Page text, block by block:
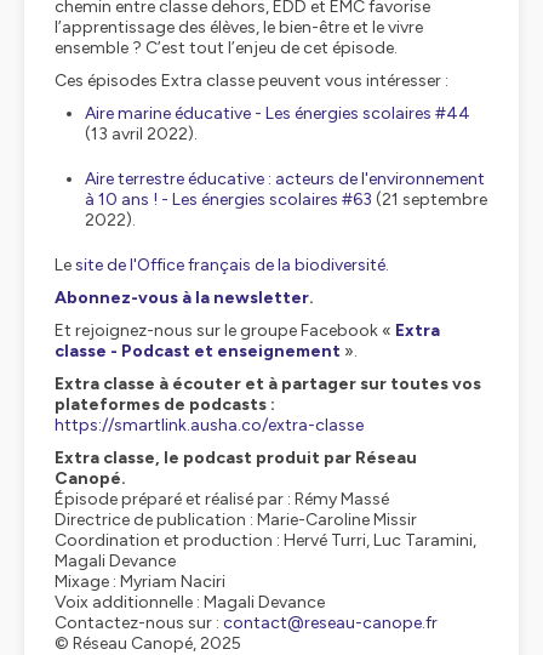
chemin entre classe dehors, EDD et EMC favorise
l’apprentissage des élèves, le bien-être et le vivre
ensemble ? C’est tout l’enjeu de cet épisode.
Ces épisodes Extra classe peuvent vous intéresser :
Aire marine éducative - Les énergies scolaires #44
(13 avril 2022).
Aire terrestre éducative : acteurs de l'environnement
à 10 ans ! - Les énergies scolaires #63 (21 septembre
2022).
Lesite de l'Office français de la biodiversité.
Abonnez-vous à la newsletter.
Et rejoignez-nous sur le groupe Facebook « Extra
classe - Podcast et enseignement ».
Extra classe à écouter et à partager sur toutes vos
plateformes de podcasts :
https://smartlink.ausha.co/extra-classe
Extra classe, le podcast produit par Réseau
Canopé.
Épisode préparé et réalisé par : Rémy Massé
Directrice de publication : Marie-Caroline Missir
Coordination et production : Hervé Turri, Luc Taramini,
Magali Devance
Mixage : Myriam Naciri
Voix additionnelle : Magali Devance
Contactez-nous sur : contact@reseau-canope.fr
© Réseau Canopé, 2025